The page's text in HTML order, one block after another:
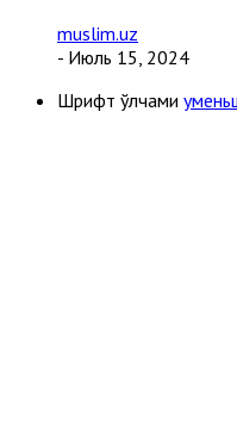
muslim.uz
- Июль 15, 2024
Шрифт ўлчами